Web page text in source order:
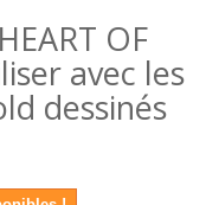
OF
avec les
dessinés